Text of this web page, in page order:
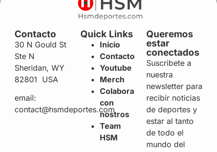
Contacto
30 N Gould St
Ste N
Sheridan, WY
82801 USA
email:
contact@hsmdeportes.com
Quick Links
Inicio
Contacto
Youtube
Merch
Colabora
con
nostros
Team
HSM
Queremos
estar
conectados
Suscribete a
nuestra
newsletter para
recibir noticias
de deportes y
estar al tanto
de todo el
mundo del